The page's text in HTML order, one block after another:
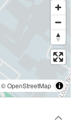
©OpenStreetMap